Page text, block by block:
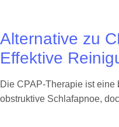
Alternative zu
Effektive
Die CPAP-Therapie ist
obstruktive Schlafapnoe,